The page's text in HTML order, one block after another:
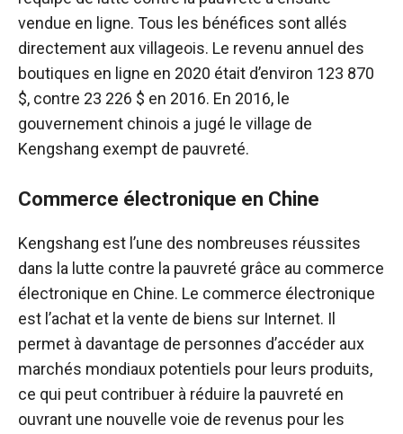
vendue en ligne. Tous les bénéfices sont allés
directement aux villageois. Le revenu annuel des
boutiques en ligne en 2020 était d’environ 123 870
$, contre 23 226 $ en 2016. En 2016, le
gouvernement chinois a jugé le village de
Kengshang exempt de pauvreté.
Commerce électronique en Chine
Kengshang est l’une des nombreuses réussites
dans la lutte contre la pauvreté grâce au commerce
électronique en Chine. Le commerce électronique
est l’achat et la vente de biens sur Internet. Il
permet à davantage de personnes d’accéder aux
marchés mondiaux potentiels pour leurs produits,
ce qui peut contribuer à réduire la pauvreté en
ouvrant une nouvelle voie de revenus pour les